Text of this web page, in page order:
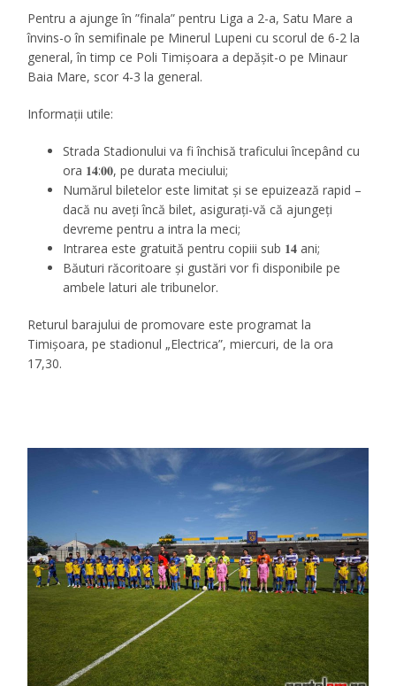
Pentru a ajunge în ”finala” pentru Liga a 2-a, Satu Mare a
învins-o în semifinale pe Minerul Lupeni cu scorul de 6-2 la
general, în timp ce Poli Timișoara a depășit-o pe Minaur
Baia Mare, scor 4-3 la general.
Informații utile:
Strada Stadionului va fi închisă traficului începând cu
ora 𝟏𝟒:𝟎𝟎, pe durata meciului;
Numărul biletelor este limitat și se epuizează rapid –
dacă nu aveți încă bilet, asigurați-vă că ajungeți
devreme pentru a intra la meci;
Intrarea este gratuită pentru copiii sub 𝟏𝟒 ani;
Băuturi răcoritoare și gustări vor fi disponibile pe
ambele laturi ale tribunelor.
Returul barajului de promovare este programat la
Timișoara, pe stadionul „Electrica”, miercuri, de la ora
17,30.